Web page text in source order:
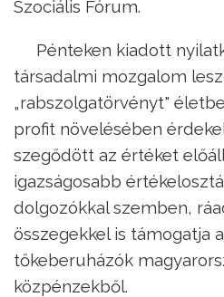
Szociális Fórum.
Pénteken kiadott
társadalmi mozgalom
„rabszolgatörvényt"
profit növelésében
szegődött az értéket
igazságosabb
dolgozókkal szemben,
összegekkel is támogatja
tőkeberuházók
közpénzekből.